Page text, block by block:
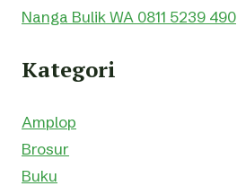
Nanga Bulik WA 0811 5239 490
Kategori
Amplop
Brosur
Buku